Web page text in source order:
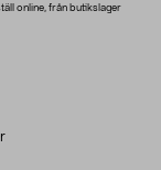
online, från butikslager